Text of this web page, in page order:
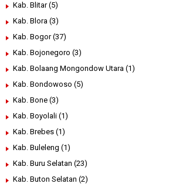
Kab. Blitar (5)
Kab. Blora (3)
Kab. Bogor (37)
Kab. Bojonegoro (3)
Kab. Bolaang Mongondow Utara (1)
Kab. Bondowoso (5)
Kab. Bone (3)
Kab. Boyolali (1)
Kab. Brebes (1)
Kab. Buleleng (1)
Kab. Buru Selatan (23)
Kab. Buton Selatan (2)